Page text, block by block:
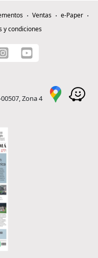
Ventas
e-Paper
y condiciones
Zona 4